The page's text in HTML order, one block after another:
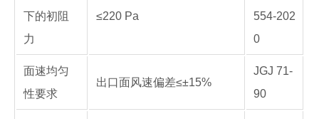
下的初阻
力
≤220 Pa
554-202
0
面速均匀
性要求
出口面风速偏差≤±15%
JGJ 71-
90